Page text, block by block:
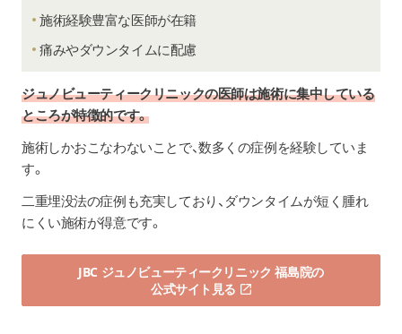
施術経験豊富な医師が在籍
痛みやダウンタイムに配慮
ジュノビューティークリニックの医師は施術に集中している
ところが特徴的です。
施術しかおこなわないことで、数多くの症例を経験していま
す。
二重埋没法の症例も充実しており、ダウンタイムが短く腫れ
にくい施術が得意です。
JBC ジュノビューティークリニック 福島院の
公式サイト見る